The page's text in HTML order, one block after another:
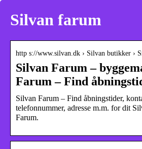
Silvan farum
http s://www.silvan.dk › Silvan butikker ›
Silvan Farum –
Farum – Find
Silvan Farum – Find åbningstider,
telefonnummer, adresse m.m. for dit
Farum.